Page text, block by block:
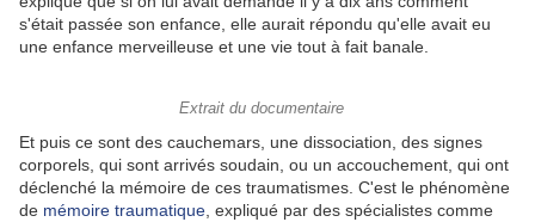
s'était passée son enfance, elle aurait répondu qu'elle avait eu
une enfance merveilleuse et une vie tout à fait banale.
Extrait du documentaire
Et puis ce sont des cauchemars, une dissociation, des signes
corporels, qui sont arrivés soudain, ou un accouchement, qui ont
déclenché la mémoire de ces traumatismes. C'est le phénomène
de mémoire traumatique , expliqué par des spécialistes comme